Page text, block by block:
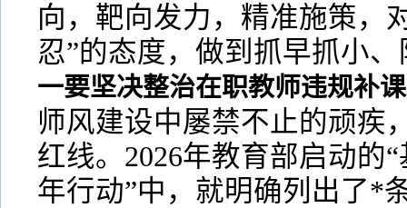
向，靶向发力，精准施策，
忍”的态度，做到抓早抓小
一要坚决整治在职教师违规补
师风建设中屡禁不止的顽疾
红线。2026年教育部启动的
年行动”中，就明确列出了*